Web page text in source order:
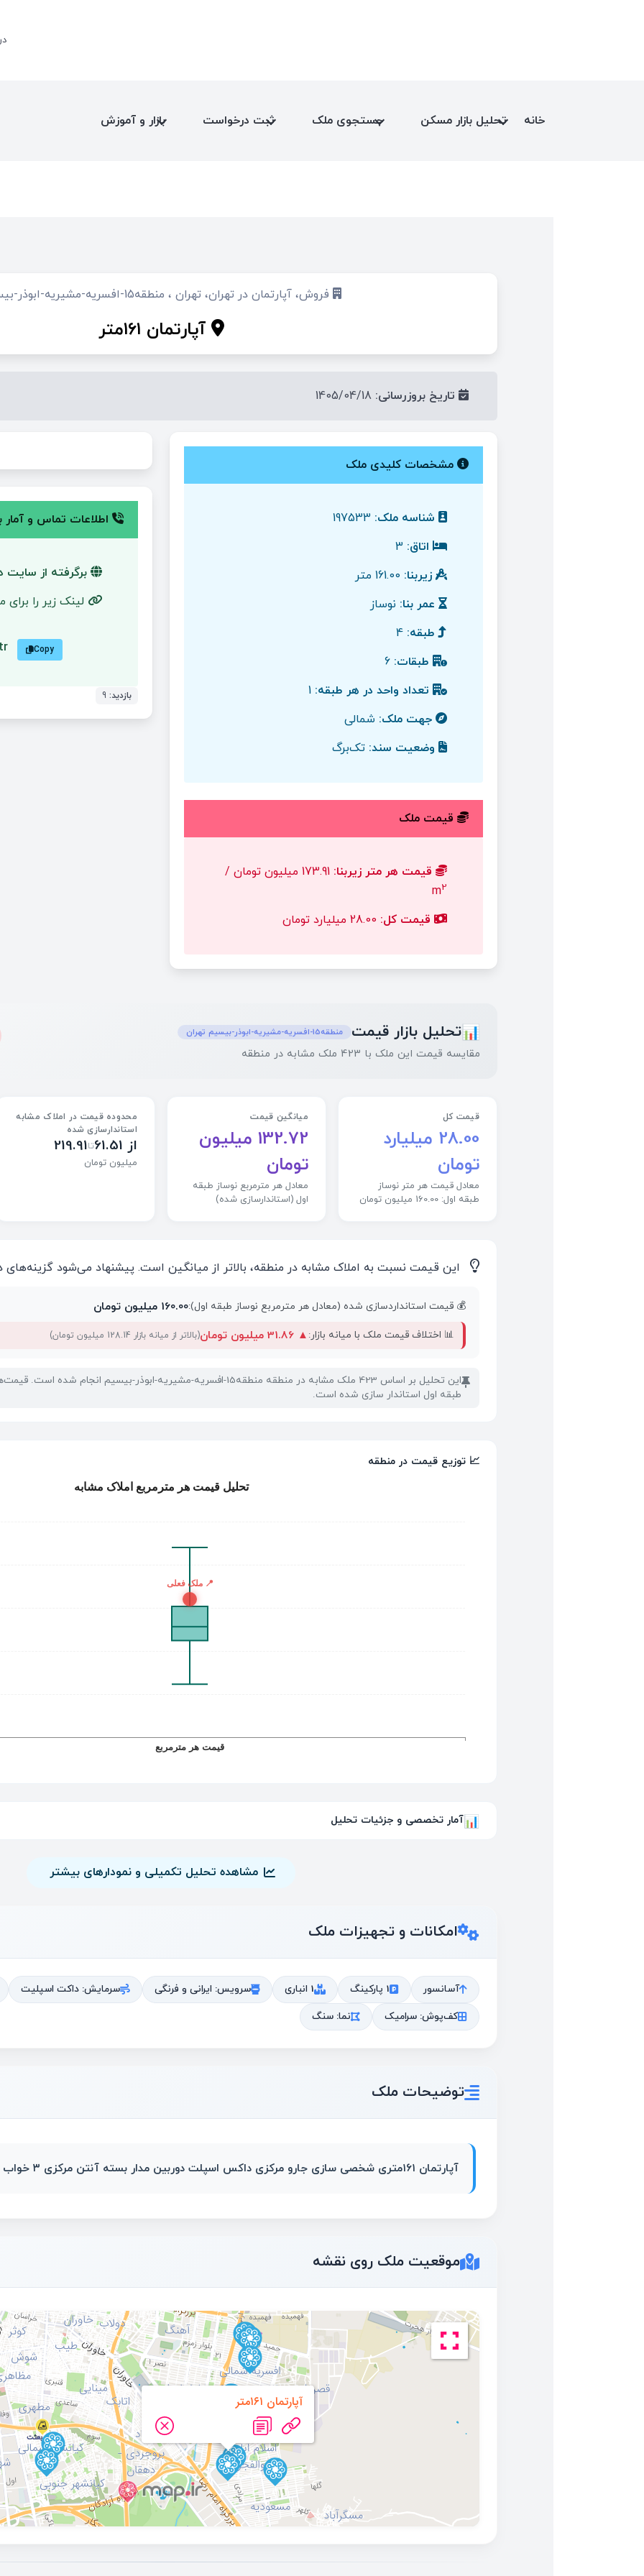
خانه تحلیل بازار مسکن جستجوی ملک ثبت درخواست بازار و آموزش
فروش، آپارتمان در تهران، تهران ، منطقه15-افسریه-مشیریه-ابوذر-بیسیم
آپارتمان ۱۶۱متر
تاریخ بروزرسانی:
مشخصات کلیدی ملک
شناسه ملک:
اتاق:
زیربنا:
عمر بنا: نوساز
طبقه:
طبقات:
تعداد واحد در هر طبقه:
جهت ملک: شمالی
وضعیت سند: تک‌برگ
قیمت ملک
قیمت هر متر زیربنا:
173.91 میلیون تومان /
m2
قیمت کل:
اطلاعات تماس و آمار
برگرفته از سایت
لینک زیر را
Copy
بازدید: 9
📊تحلیل بازار قیمت منطقه15-افسریه-مشیریه-ابوذر-بیسیم تهران
مقایسه قیمت این ملک با 423 ملک مشابه در منطقه
قیمت کل
28.00 میلیارد
تومان
معادل قیمت هر متر نوساز
طبقه اول: 160.00 میلیون تومان
میانگین قیمت
132.72 میلیون
تومان
معادل هر مترمربع نوساز طبقه
اول (استاندارسازی شده)
محدوده قیمت در املاک مشابه
استاندارسازی شده
از 61.51 تا219.91
میلیون تومان
💡 این قیمت نسبت به املاک مشابه در منطقه، بالاتر از میانگین است. پیشنهاد می‌شود گزینه‌های
💰 قیمت استانداردسازی شده (معادل هر مترمربع نوساز طبقه اول):160.00 میلیون تومان
📊 اختلاف قیمت ملک با میانه بازار: ▲31.86 میلیون تومان (بالاتر از میانه بازار 128.14 میلیون تومان)
📌
این تحلیل بر اساس 423 ملک مشابه در منطقه منطقه15-افسریه-مشیریه-ابوذر-بیسیم
طبقه اول استاندار سازی شده است.
📈 توزیع قیمت در منطقه
📊 آمار تخصصی و جزئیات تحلیل
مشاهده تحلیل تکمیلی و نمودارهای بیشتر
امکانات و تجهیزات ملک
آسانسور 1 پارکینگ 1 انباری سرویس: ایرانی و فرنگی
سرمایش: داکت اسپلیت
کف‌پوش: سرامیک
نما: سنگ
توضیحات ملک
آپارتمان ۱۶۱متری شخصی سازی جارو مرکزی داکس اسپلت دوربین مدار بسته آنتن مرکزی ۳ خواب ۲ خواب مستر
موقعیت ملک روی نقشه
آپارتمان ۱۶۱متر